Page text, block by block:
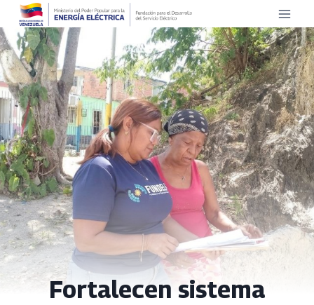
Saltar
contenido
Fortalecen sistema